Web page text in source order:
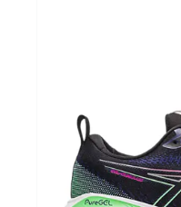
Lifestyle
Électronique